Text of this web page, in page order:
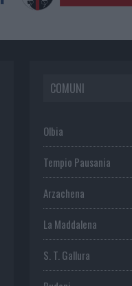
COMUNI
Olbia
Tempio Pausania
Arzachena
La Maddalena
S. T. Gallura